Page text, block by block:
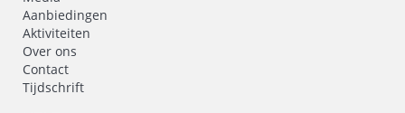
Tijdschrift
HELP
Algemene voorwaarden
Cookiebeleid